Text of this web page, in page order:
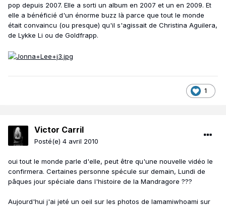
pop depuis 2007. Elle a sorti un album en 2007 et un en 2009. Et
elle a bénéficié d'un énorme buzz là parce que tout le monde
était convaincu (ou presque) qu'il s'agissait de Christina Aguilera,
de Lykke Li ou de Goldfrapp.
1
Victor Carril
Posté(e) 4 avril 2010
oui tout le monde parle d'elle, peut être qu'une nouvelle vidéo le
confirmera. Certaines personne spécule sur demain, Lundi de
pâques jour spéciale dans l'histoire de la Mandragore ???
Aujourd'hui j'ai jeté un oeil sur les photos de Iamamiwhoami sur